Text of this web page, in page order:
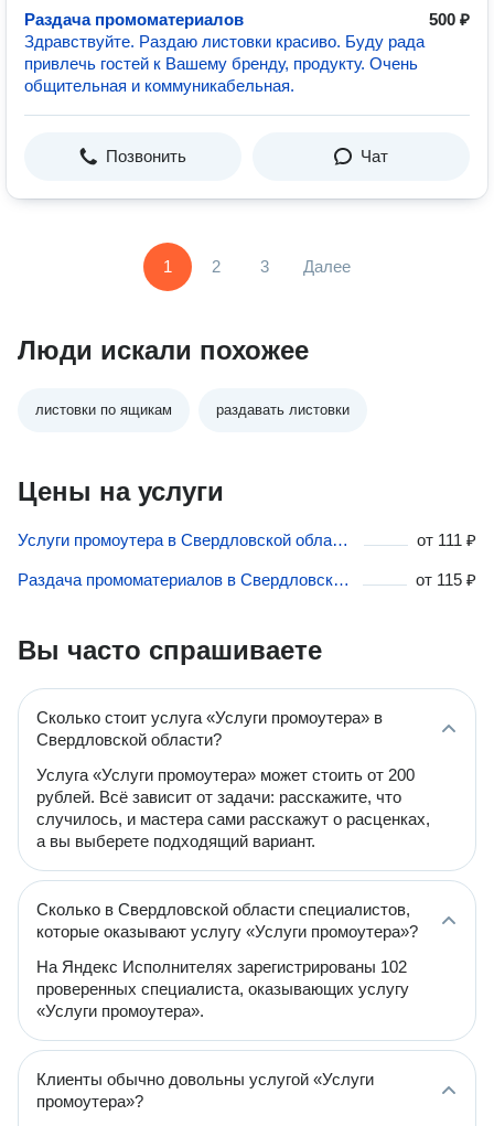
Раздача промоматериалов
500 ₽
Здравствуйте. Раздаю листовки красиво. Буду рада
привлечь гостей к Вашему бренду, продукту. Очень
общительная и коммуникабельная.
Позвонить Чат
1 2 3 Далее
Люди искали похожее
листовки по ящикам раздавать листовки
Цены на услуги
Услуги промоутера в Свердловской области от 111 ₽
Раздача промоматериалов в Свердловской области от 115 ₽
Вы часто спрашиваете
Сколько стоит услуга «Услуги промоутера» в
Свердловской области?
Услуга «Услуги промоутера» может стоить от 200
рублей. Всё зависит от задачи: расскажите, что
случилось, и мастера сами расскажут о расценках,
а вы выберете подходящий вариант.
Сколько в Свердловской области специалистов,
которые оказывают услугу «Услуги промоутера»?
На Яндекс Исполнителях зарегистрированы 102
проверенных специалиста, оказывающих услугу
«Услуги промоутера».
Клиенты обычно довольны услугой «Услуги
промоутера»?